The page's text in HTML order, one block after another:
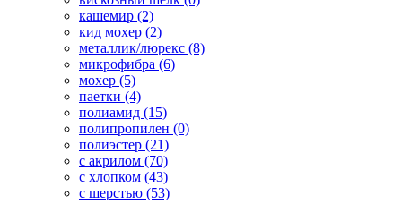
кашемир (2)
кид мохер (2)
металлик/люрекс (8)
микрофибра (6)
мохер (5)
паетки (4)
полиамид (15)
полипропилен (0)
полиэстер (21)
с акрилом (70)
с хлопком (43)
с шерстью (53)